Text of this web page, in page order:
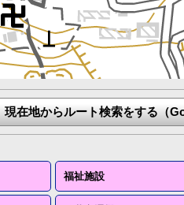
現在地からルート検索をする（
福祉施設